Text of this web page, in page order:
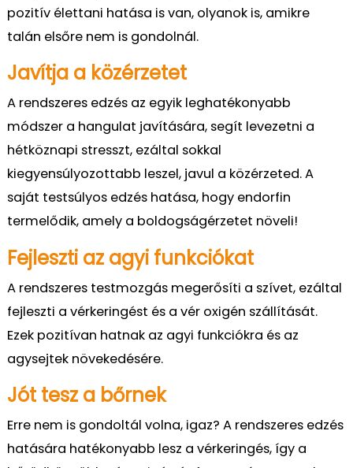
pozitív élettani hatása is van, olyanok is,amikre
talán elsőre nem is gondolnál.
Javítja a közérzetet
A rendszeres edzés az egyik leghatékonyabb
módszer a hangulat javítására, segít levezetni a
hétköznapi stresszt, ezáltal sokkal
kiegyensúlyozottabb leszel, javul a közérzeted. A
saját testsúlyos edzés hatása, hogy endorfin
termelődik, amely a boldogságérzetet növeli!
Fejleszti az agyi funkciókat
A rendszeres testmozgás megerősíti a szívet, ezáltal
fejleszti a vérkeringést és a véroxigén szállítását.
Ezek pozitívan hatnak az agyi funkciókra és az
agysejtek növekedésére.
Jót tesz a bőrnek
Erre nem is gondoltál volna, igaz? A rendszeres edzés
hatására hatékonyabb lesz a vérkeringés, így a